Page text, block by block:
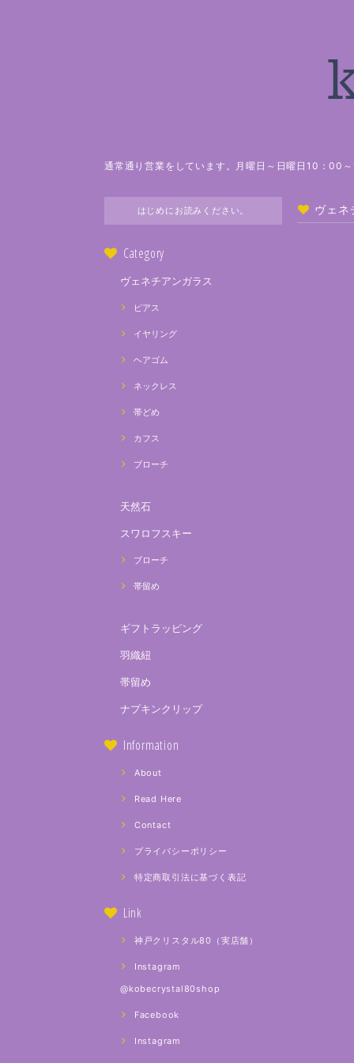
通常通り営業をしています。月曜日～日曜日10：
はじめにお読みください。
Category
ヴェネチアンガラス
ピアス
イヤリング
ヘアゴム
ネックレス
帯どめ
カフス
ブローチ
天然石
スワロフスキー
ブローチ
帯留め
ギフトラッピング
羽織紐
帯留め
ナプキンクリップ
Information
About
Read Here
Contact
プライバシーポリシー
特定商取引法に基づく表記
Link
神戸クリスタル80（実店舗）
Instagram
@kobecrystal80shop
Facebook
Instagram
ヴェ